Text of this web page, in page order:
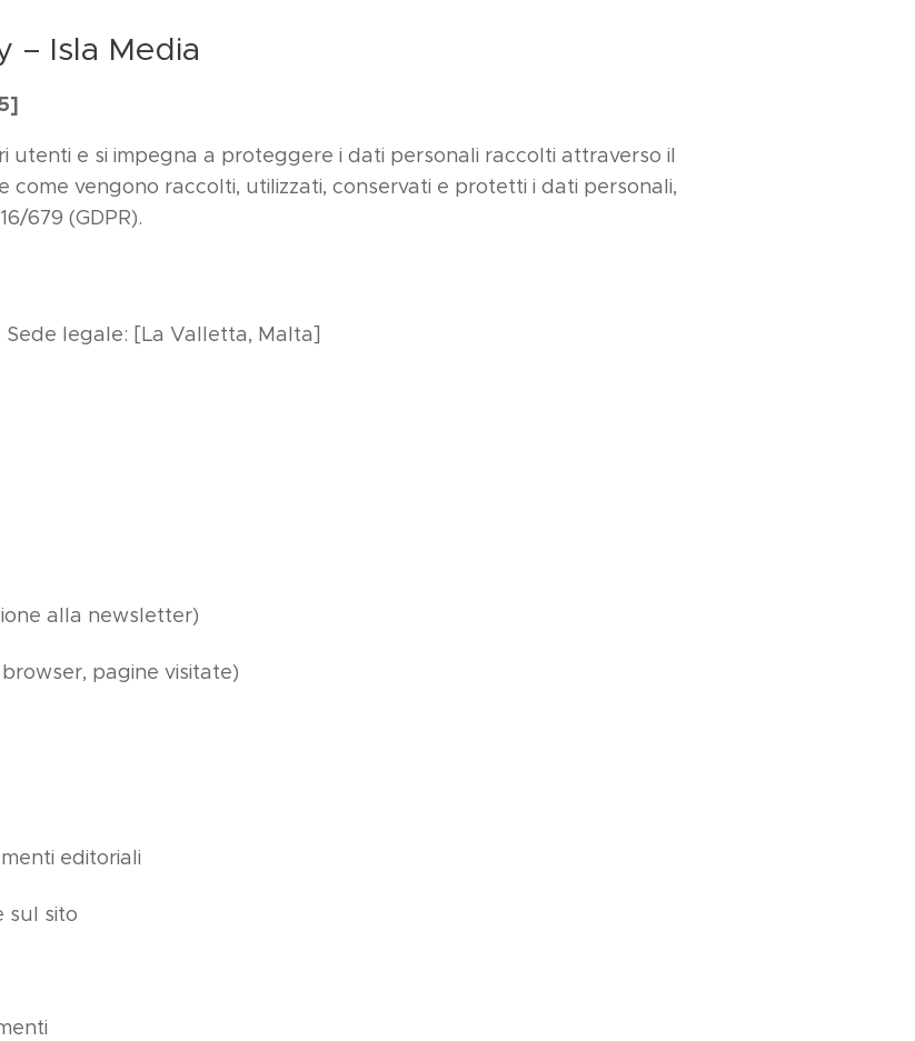
– Isla Media
utenti e si impegna a proteggere i dati personali raccolti attraverso il
come vengono raccolti, utilizzati, conservati e protetti i dati personali,
679 (GDPR).
Sede legale: [La Valletta, Malta]
alla newsletter)
pagine visitate)
editoriali
sul sito